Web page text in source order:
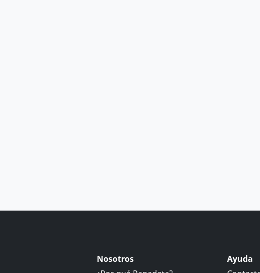
Nosotros
Ayuda